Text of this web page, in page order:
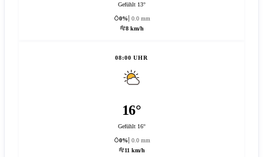
Gefühlt 13°
0%
0.0 mm
8 km/h
08:00 UHR
16°
Gefühlt 16°
0%
0.0 mm
11 km/h